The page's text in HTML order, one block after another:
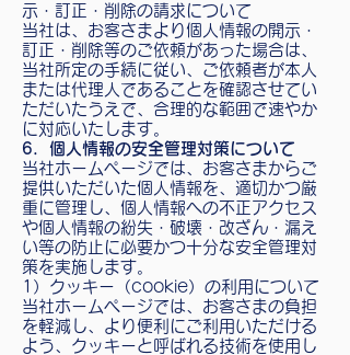
示・訂正・削除の請求について
当社は、お客さまより個人情報の開示・
訂正・削除等のご依頼があった場合は、
当社所定の手続に従い、ご依頼者が本人
または代理人であることを確認させてい
ただいたうえで、合理的な範囲で速やか
に対応いたします。
6．個人情報の安全管理対策について
当社ホームページでは、お客さまからご
提供いただいた個人情報を、適切かつ厳
重に管理し、個人情報への不正アクセス
や個人情報の紛失・破壊・改ざん・漏え
い等の防止に必要かつ十分な安全管理対
策を実施します。
1）クッキー（cookie）の利用について
当社ホームページでは、お客さまの負担
を軽減し、より便利にご利用いただける
よう、クッキーと呼ばれる技術を使用し